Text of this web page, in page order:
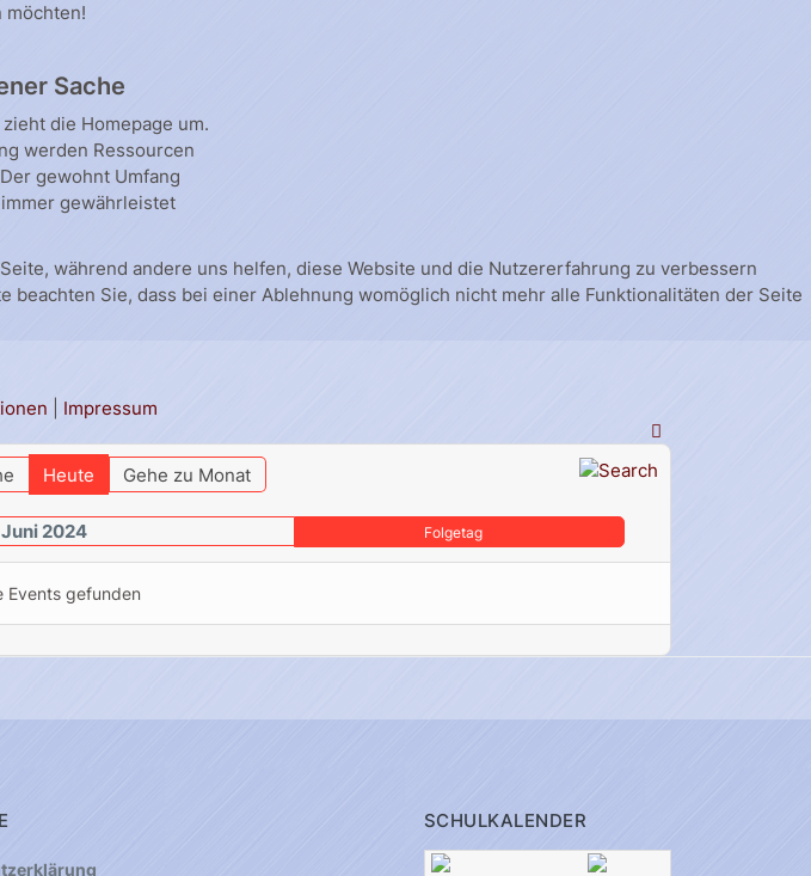
möchten!
Sache
die Homepage um.
werden Ressourcen
gewohnt Umfang
gewährleistet
Heute Gehe zu Monat
2024 Folgetag
Events gefunden
SCHULKALENDER
während andere uns helfen, diese Website und die Nutzererfahrung zu verbessern
Sie, dass bei einer Ablehnung womöglich nicht mehr alle Funktionalitäten der Seite
Impressum